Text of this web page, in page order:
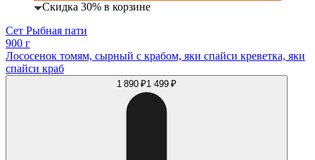
Скидка 30% в корзине
Сет Рыбная пати
900 г
Лососенок томям, сырный с крабом, яки спайси креветка, яки
спайси краб
1 890 ₽1 499 ₽